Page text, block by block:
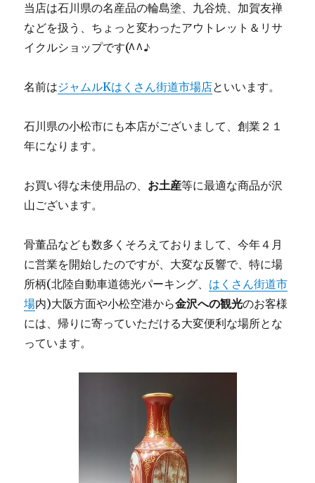
当店は石川県の名産品の輪島塗、九谷焼、加賀友禅
などを扱う、ちょっと変わったアウトレット＆リサ
イクルショップです(^^♪
名前はジャムルKはくさん街道市場店といいます。
石川県の小松市にも本店がございまして、創業２１
年になります。
お買い得な未使用品の、 お土産等に最適な商品が沢
山ございます。
骨董品なども数多くそろえておりまして、今年４月
に営業を開始したのですが、大変な反響で、特に場
所柄(北陸自動車道徳光パーキング、 はくさん街道市
場内)大阪方面や小松空港から金沢への観光のお客様
には、帰りに寄っていただける大変便利な場所とな
っています。